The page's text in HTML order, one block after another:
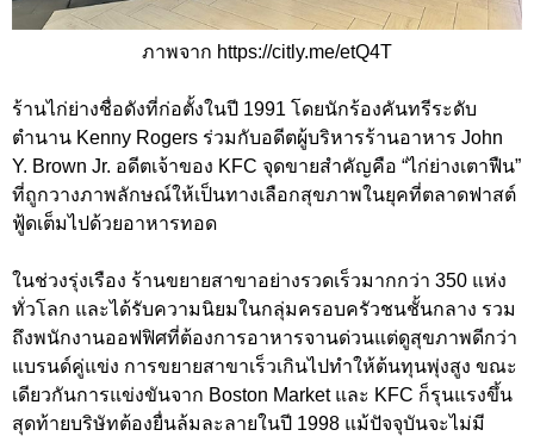
ภาพจาก https://citly.me/etQ4T
ร้านไก่ย่างชื่อดังที่ก่อตั้งในปี 1991 โดยนักร้องคันทรีระดับ
ตำนาน Kenny Rogers ร่วมกับอดีตผู้บริหารร้านอาหาร John
Y. Brown Jr. อดีตเจ้าของ KFC จุดขายสำคัญคือ “ไก่ย่างเตาฟืน”
ที่ถูกวางภาพลักษณ์ให้เป็นทางเลือกสุขภาพในยุคที่ตลาดฟาสต์
ฟู้ดเต็มไปด้วยอาหารทอด
ในช่วงรุ่งเรือง ร้านขยายสาขาอย่างรวดเร็วมากกว่า 350 แห่ง
ทั่วโลก และได้รับความนิยมในกลุ่มครอบครัวชนชั้นกลาง รวม
ถึงพนักงานออฟฟิศที่ต้องการอาหารจานด่วนแต่ดูสุขภาพดีกว่า
แบรนด์คู่แข่ง การขยายสาขาเร็วเกินไปทำให้ต้นทุนพุ่งสูง ขณะ
เดียวกันการแข่งขันจาก Boston Market และ KFC ก็รุนแรงขึ้น
สุดท้ายบริษัทต้องยื่นล้มละลายในปี 1998 แม้ปัจจุบันจะไม่มี